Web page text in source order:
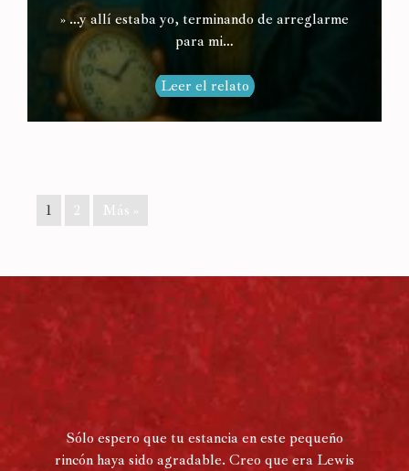
» …y allí estaba yo, terminando de arreglarme
para mi…
Leer el relato
1 2 Más »
Sólo espero que tu estancia en este pequeño
rincón haya sido agradable. Creo que era Lewis